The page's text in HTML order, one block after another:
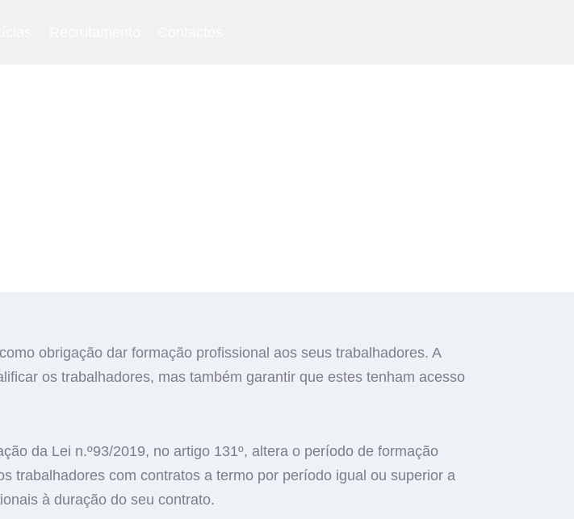
obrigação dar formação profissional aos seus trabalhadores. A
os trabalhadores, mas também garantir que estes tenham acesso
da Lei n.º93/2019, no artigo 131º, altera o período de formação
trabalhadores com contratos a termo por período igual ou superior a
à duração do seu contrato.